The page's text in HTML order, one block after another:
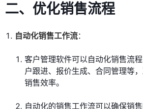
二、优化销售流程
自动化销售工作流：
客户管理软件可以自动化销售流
户跟进、报价生成、合同管理等
销售效率。
自动化的销售工作流可以确保销